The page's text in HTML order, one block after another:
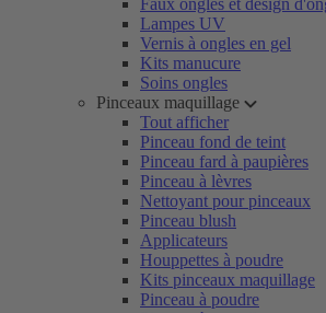
Faux ongles et design
Lampes UV
Vernis à ongles en gel
Kits manucure
Soins ongles
Pinceaux maquillage
Tout afficher
Pinceau fond de teint
Pinceau fard à paupières
Pinceau à lèvres
Nettoyant pour pinceaux
Pinceau blush
Applicateurs
Houppettes à poudre
Kits pinceaux maquillage
Pinceau à poudre